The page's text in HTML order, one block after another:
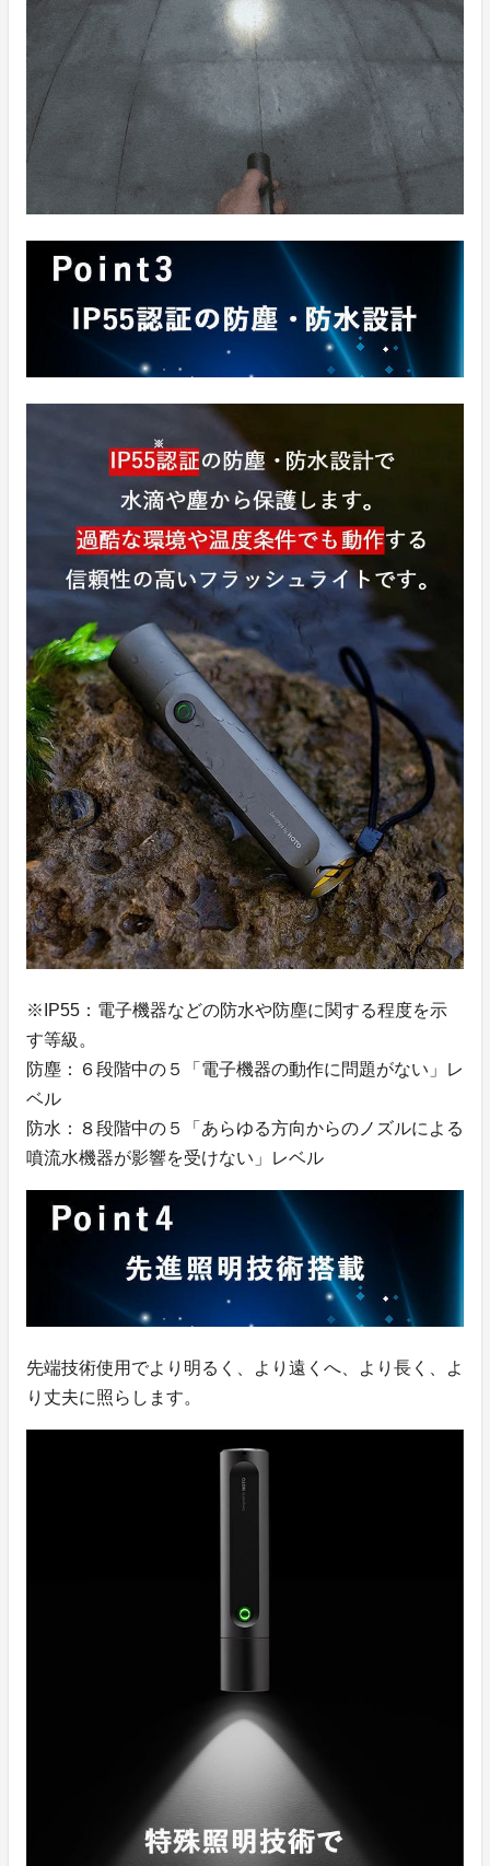
※IP55：電子機器などの防水や防塵に関する程度を示
す等級。
防塵：６段階中の５「電子機器の動作に問題がない」レ
ベル
防水：８段階中の５「あらゆる方向からのノズルによる
噴流水機器が影響を受けない」レベル
先端技術使用でより明るく、より遠くへ、より長く、よ
り丈夫に照らします。